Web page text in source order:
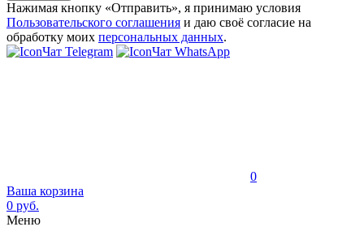
Нажимая кнопку «Отправить», я принимаю условия
Пользовательского соглашения и даю своё согласие на
обработку моих персональных данных.
Чат Telegram
Чат WhatsApp
0
Ваша корзина
0 руб.
Меню